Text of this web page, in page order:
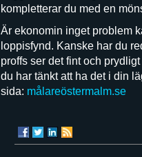
kompletterar du med en
Är ekonomin inget problem
loppisfynd. Kanske har du
proffs ser det fint och
du har tänkt att ha det i din
sida: målareöstermalm.se